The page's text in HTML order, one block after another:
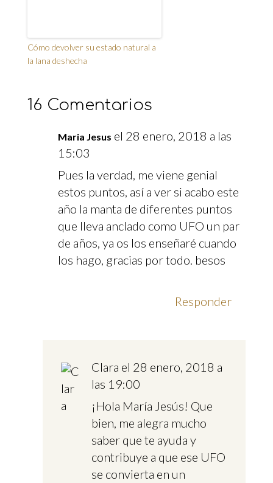
Cómo devolver su estado natural a
la lana deshecha
16 Comentarios
Maria Jesus el 28 enero, 2018 a las
15:03
Pues la verdad, me viene genial
estos puntos, así a ver si acabo este
año la manta de diferentes puntos
que lleva anclado como UFO un par
de años, ya os los enseñaré cuando
los hago, gracias por todo. besos
Responder
Clara el 28 enero, 2018 a
las 19:00
¡Hola María Jesús! Que
bien, me alegra mucho
saber que te ayuda y
contribuye a que ese UFO
se convierta en un